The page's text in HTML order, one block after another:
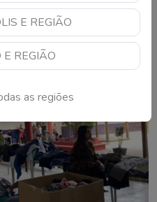
E REGIÃO
REGIÃO
as regiões